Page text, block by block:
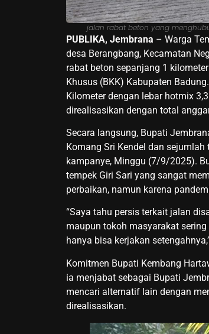
jalan rabat beton yang
PUBLIKA, Jembrana – Warga
desa Berangbang, Kecamatan
rabat beton sepanjang 1
Khusus (BKK) Kabupaten
Kilometer dengan lebar hotmix
direalisasikan dengan total
Secara langsung, Bupati
Komang Sri Kendel dan
kampanye, Minggu (7/9/2025).
tempek Giri Sari yang sangat
perbaikan, namun karena
“Saya tahu persis terkait jalan
maupun tokoh masyarakat
hanya bisa kerjakan
Komitmen Bupati Kembang
ia menjabat sebagai Bupati
mencari alternatif lain dengan
direalisasikan.